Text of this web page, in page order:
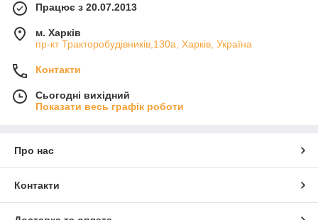
Працює з 20.07.2013
м. Харків
пр-кт Тракторобудівників,130а, Харків, Україна
Контакти
Сьогодні вихідний
Показати весь графік роботи
Про нас
Контакти